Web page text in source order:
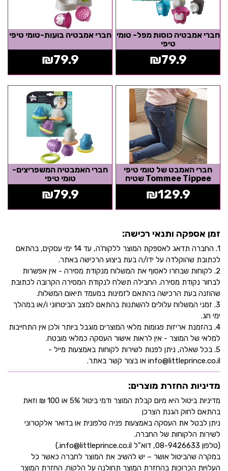
חברי אמבטיה כוסות מפל- טומי
טיפי
₪79.9
חברי אמבטיה בועות-טומי טיפי
₪79.9
חברי האמבט של טומי טיפי
Tommee Tippee שטיח
אמבטיה משענת מסוגננת
ומונעת החלקה
₪129.9
חברי האמבטיה המשפריצים-
טומי טיפי
₪79.9
זמן אספקה ותנאי רכישה:
1. החברה תדאג לאספקת המוצר ללקוח'ה, עד 14 ימי עסקים, בהתאם
לכתובת שהוקלדה על ידו/ה בעת ביצוע הרכישה באתר.
2. לקוחות שבחרו לאסוף את המשלוח מנקודת מסירה - אין אפשרות
לבחור נקודת מסירה. החבילה תשלח לנקודת המסירה הקרובה לכתובת
שהוזנה בעת הרכישה בהתאם לזמינות במעמד תיאום המשלוח.
3. זמני המשלוח עלולים להשתנות בהתאם למצב הביטחוני ו/או במהלך
ימי חג.
4. בהזמנת אריזות פגומות מלאי המוצרים מוגבל ביותר ולכן אין התחייבות
למלאי של המוצר - אין לראות אישור העסקה כמלאי מובטח.
5. בכל שאלה, ניתן לפנות לשירות לקוחות באמצעות מייל -
info@littleprince.co.il או בצור קשר באתר.
מדיניות החזרת מוצרים:
מדיניות ביטול היא מיום קבלת המוצר ודמי ביטול 5% או 100 ₪ וזאת
בהתאם לחוק הגנת הצרכן
ניתן לבטל את העסקה באמצעות פניה טלפונית או בדואר אלקטרוני
לשירות הלקוחות של החברה.
(טלפון 08-9426633, דוא”ל info@littleprince.co.il.)
במקרה שהביטול אושר – יש להשיב את המוצר לחברה כאשר כל
העלויות הכרוכות בהחזרת המוצר תחולנה על הלקוח. החזרת המוצר